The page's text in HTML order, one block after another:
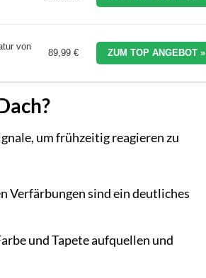
von
89,99 € ZUM TOP ANGEBOT »
um frühzeitig reagieren zu
Verfärbungen sind ein deutliches
und Tapete aufquellen und